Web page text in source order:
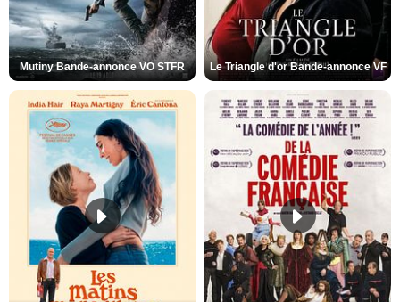
Mutiny Bande-annonce VO STFR Le Triangle d'or Bande-annonce VF